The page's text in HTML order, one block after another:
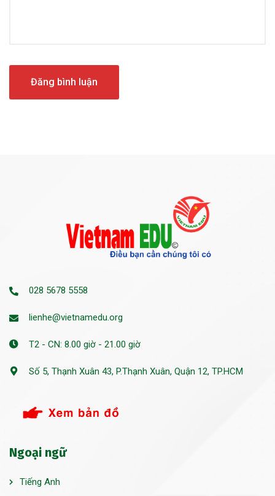
028 5678 5558
lienhe@vietnamedu.org
T2 - CN: 8.00 giờ - 21.00 giờ
Số 5, Thạnh Xuân 43, P.Thạnh Xuân, Quận 12, TP.HCM
Ngoại ngữ
Tiếng Anh